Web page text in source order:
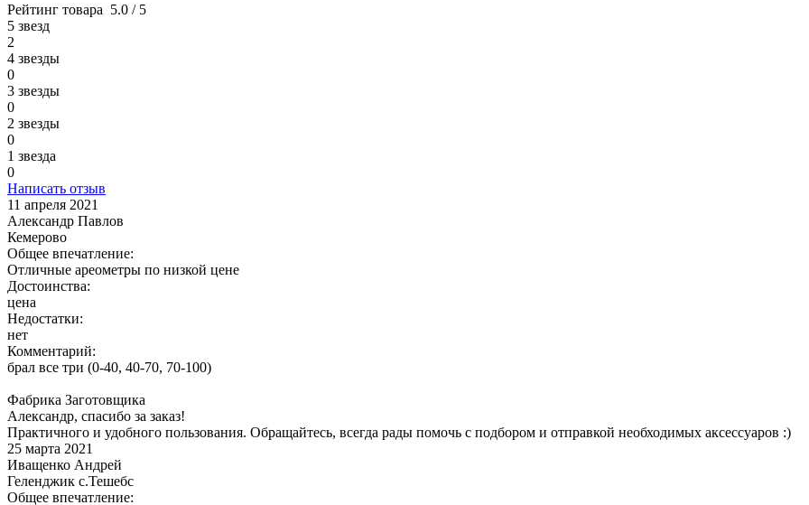
Рейтинг товара 5.0 / 5
5 звезд
2
4 звезды
0
3 звезды
0
2 звезды
0
1 звезда
0
Написать отзыв
11 апреля 2021
Александр Павлов
Кемерово
Общее впечатление:
Отличные ареометры по низкой цене
Достоинства:
цена
Недостатки:
нет
Комментарий:
брал все три (0-40, 40-70, 70-100)
Фабрика Заготовщика
Александр, спасибо за заказ!
Практичного и удобного пользования. Обращайтесь, всегда рады помочь с подбором и отправкой необходимых аксессуаров :)
25 марта 2021
Иващенко Андрей
Геленджик с.Тешебс
Общее впечатление: